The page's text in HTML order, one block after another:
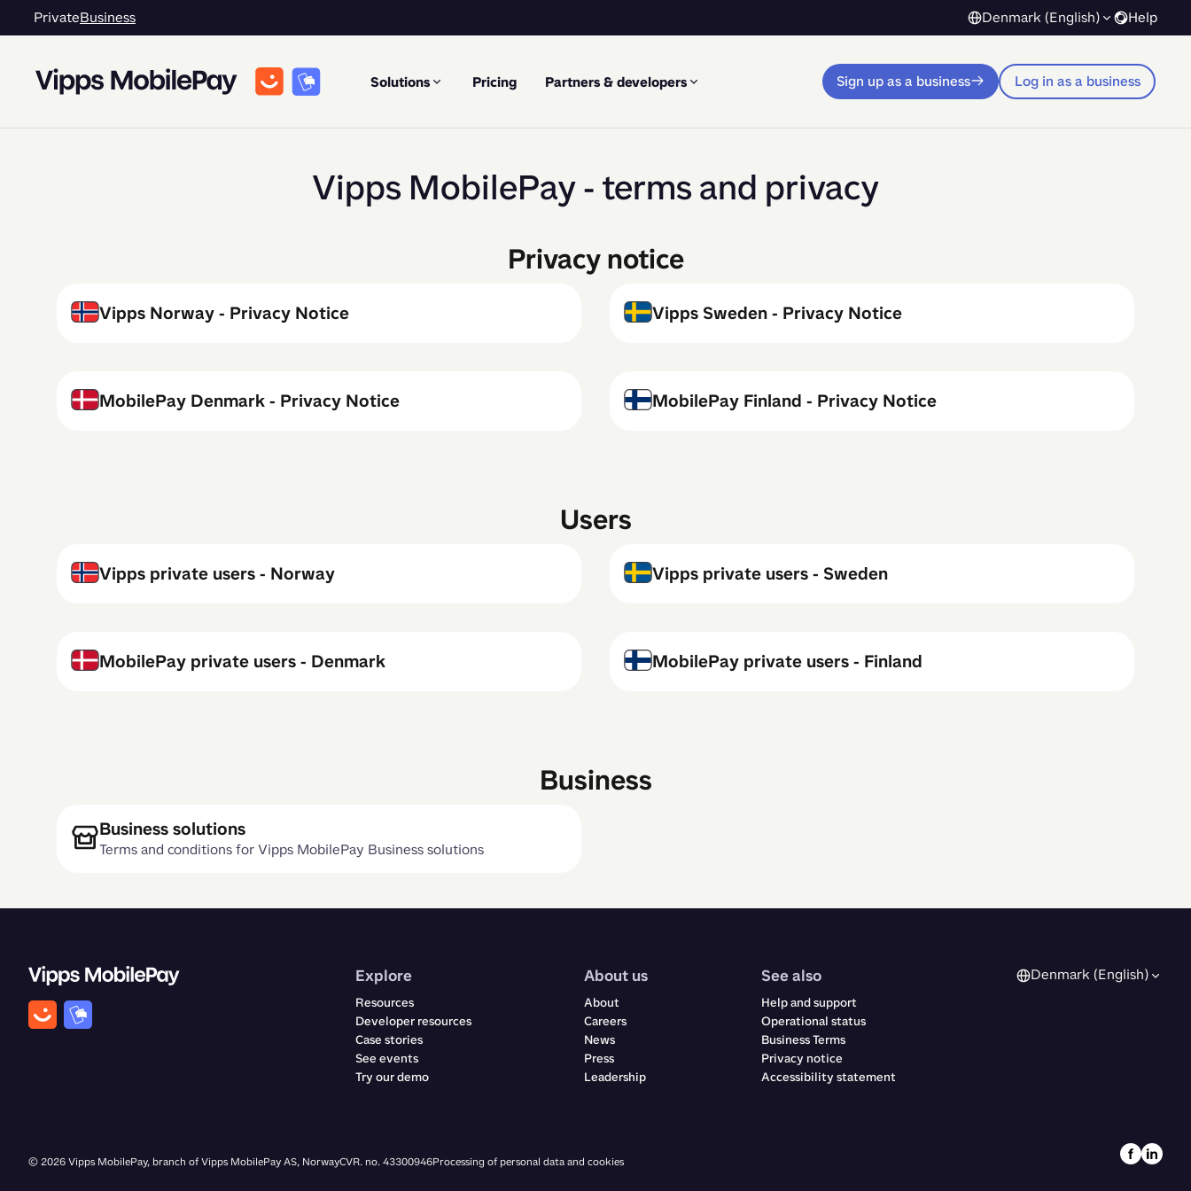
PrivateBusiness Denmark (English) Help
Solutions Pricing Partners & developers Sign up as a business Log in as a business
Vipps MobilePay - terms and privacy
Privacy notice
Vipps Norway - Privacy Notice Vipps Sweden - Privacy Notice
MobilePay Denmark - Privacy Notice MobilePay Finland - Privacy Notice
Users
Vipps private users - Norway Vipps private users - Sweden
MobilePay private users - Denmark MobilePay private users - Finland
Business​​‌ ‍ ​‍​‍‌‍ ‌ ​‍‌‍‍‌‌‍‌ ‌‍‍‌‌‍ ‍​‍​‍​ ‍‍​‍​‍‌ ​ ‌‍​‌‌‍ ‍‌‍‍‌‌ ‌​‌ ‍‌​‍ ‍‌‍‍‌‌‍ ​‍​‍​‍ ​​‍​‍‌‍‍​‌ ​‍‌‍‌‌‌‍‌‍​‍​‍​ ‍‍​‍​‍‌‍‍​‌ ‌​‌ ‌​‌ ​​‌ ​ ​ ‍‍​‍ ​‍ ‌ ‌‍‌‍‍‌‌ ​​‌ ​​‌ ​ ‌‍ ‌‌‍ ‌‍​‍‌‍‍‌‌‍ ​‌‍‌‌‌ ​​‌‍​‌‌ ‍‌​‍ ‍‌ ​ ‌‍​‌‌‍ ‍‌‍‍‌‌ ‌​‌ ‍‌​‍ ‍‌ ​ ‌ ‌​‌ ‌‌‌‍‌​‌‍‍‌‌‍ ​‍ ‌‍‍‌‌‍ ‍‌ ‌​‌‍‌‌‌‍ ‍‌ ‌​​‍ ‌‍‌‌‌‍‌​‌‍‍‌‌ ‌​​‍ ‌‍ ‌‌‍ ‌‍‌​‌‍‌‌​ ‌‌ ​​‌ ​‍‌‍‌‌‌ ​ ‌‍‌‌‌‍ ‍‌ ‌​‌‍​‌‌ ‌​‌‍‍‌‌‍ ‌‍ ‍​ ‍ ‌‍‍‌‌‍‌​​ ‌​ ​​​ ‌‍​ ‍​​ ​ ​ ‌​​ ​ ‌‍​‌​ ‍‌​‍ ‌‌‍‌‌‌‍​ ​ ​‌‌‍​‍​‍ ‌​ ‌​​ ‌‌​ ‍‌​ ‌​​‍ ‌‌‍​‌​ ​ ​ ‌​​ ‍‌​‍ ‌​ ​​‌‍‌‍‌‍​‍​ ‌‍‌‍‌​‌‍​‍​ ​​​ ‌‌​ ​‍​ ‌‍​ ​​​ ​ ​‍ ‌‌‍‌‌‌‍ ‍​‍ ‌‌​‌​‌​‍ ​ ‍ ‌ ‌​‌ ‍‌‌ ​​‌‍‌‌​ ‌‌‍​‍‌ ‌‌‌ ​ ‌‍‍‌‌‍ ‍‌‍‌‌‌ ​ ‌ ​ ‌‌​​‌‍​‌‌‍‌ ‌‍‌‌​ ‍ ‌ ​​‌‍​‌‌ ‌​‌‍‍​​ ‌‌‍​‍‌‍ ​‌‍ ‌‍​ ‌‍‍ ‌ ​ ​‍‌‌​ ‌‌‌​​‍‌‌ ‌‍‍ ‌‍‌‌‌ ‍‌​‍‌‌​ ​ ‌​‌​​‍‌‌​ ​ ‌​‌​​‍‌‌​ ​‍​ ​‍‌‍‌​‌‍‌‍​ ‍​‌‍‌​​ ‌‌‌‍​‍​ ‌​​ ‍‌​ ‌‌​ ​ ‌‍​ ​ ‌‍​‍‌‌​ ​‍​ ​‍​‍‌‌​ ‌‌‌​‌​​‍ ‍‌‍ ‍‌‍​‌‌ ‌‍‌‍‍‌‌‍‌ ‌‍​‌‌ ‌​‌‍‍‌‌‍ ‌‍ ‍‌​​ ‌‍​‌‌ ​‍‌‍‌​‌ ​ ​‍‌‌​ ‌‌‌​​‍‌‌ ‌‍‍ ‌‍‌‌‌ ‍‌​‍‌‌​ ​ ‌​‌​​‍‌‌​ ​ ‌​‌​​‍‌‌​ ​‍​ ​‍‌‍‌‍​ ​‍‌‍‌‌​ ‌​​ ‍​​ ​‍​ ​ ​ ‌‍​ ‍‌​ ‍​‌‍‌‍​ ‌‌​‍‌‌​ ​‍​ ​‍​‍‌‌​ ‌‌‌​‌​​‍ ‍‌ ‌​‌‍‍‌‌ ‌​‌‍ ​‌‍‌‌​ ‌‍​‍‌‍​‌‌ ​ ‌‍‌‌‌‌‌‌‌ ​‍‌‍ ​​ ‌‌‍‍​‌ ‌​‌ ‌​‌ ​​‌ ​ ​‍‌‌​ ​ ‌​​‌​‍‌‌​ ​‍‌​‌‍​‍‌‌​ ​‍‌​‌‍‌ ‌‍‌‍‍‌‌ ​​‌ ​​‌ ​ ‌‍ ‌‌‍ ‌‍​‍‌‍‍‌‌‍ ​‌‍‌‌‌ ​​‌‍​‌‌ ‍‌​‍ ‍‌ ​ ‌‍​‌‌‍ ‍‌‍‍‌‌ ‌​‌ ‍‌​‍ ‍‌ ​ ‌ ‌​‌ ‌‌‌‍‌​‌‍‍‌‌‍ ​‍‌‍‌‍‍‌‌‍‌​​ ‌​ ​​​ ‌‍​ ‍​​ ​ ​ ‌​​ ​ ‌‍​‌​ ‍‌​‍ ‌‌‍‌‌‌‍​ ​ ​‌‌‍​‍​‍ ‌​ ‌​​ ‌‌​ ‍‌​ ‌​​‍ ‌‌‍​‌​ ​ ​ ‌​​ ‍‌​‍ ‌​ ​​‌‍‌‍‌‍​‍​ ‌‍‌‍‌​‌‍​‍​ ​​​ ‌‌​ ​‍​ ‌‍​ ​​​ ​ ​‍ ‌‌‍‌‌‌‍ ‍​‍ ‌‌​‌​‌​‍ ​‍‌‍‌ ‌​‌ ‍‌‌ ​​‌‍‌‌​ ‌‌‍​‍‌ ‌‌‌ ​ ‌‍‍‌‌‍ ‍‌‍‌‌‌ ​ ‌ ​ ‌‌​​‌‍​‌‌‍‌ ‌‍‌‌​‍‌‍‌ ​​‌‍​‌‌ ‌​‌‍‍​​ ‌‌‍​‍‌‍ ​‌‍ ‌‍​ ‌‍‍ ‌ ​ ​‍‌‌​ ‌‌‌​​‍‌‌ ‌‍‍ ‌‍‌‌‌ ‍‌​‍‌‌​ ​ ‌​‌​​‍‌‌​ ​ ‌​‌​​‍‌‌​ ​‍​ ​‍‌‍‌​‌‍‌‍​ ‍​‌‍‌​​ ‌‌‌‍​‍​ ‌​​ ‍‌​ ‌‌​ ​ ‌‍​ ​ ‌‍​‍‌‌​ ​‍​ ​‍​‍‌‌​ ‌‌‌​‌​​‍ ‍‌‍ ‍‌‍​‌‌ ‌‍‌‍‍‌‌‍‌ ‌‍​‌‌ ‌​‌‍‍‌‌‍ ‌‍ ‍‌​​ ‌‍​‌‌ ​‍‌‍‌​‌ ​ ​‍‌‌​ ‌‌‌​​‍‌‌ ‌‍‍ ‌‍‌‌‌ ‍‌​‍‌‌​ ​ ‌​‌​​‍‌‌​ ​ ‌​‌​​‍‌‌​ ​‍​ ​‍‌‍‌‍​ ​‍‌‍‌‌​ ‌​​ ‍​​ ​‍​ ​ ​ ‌‍​ ‍‌​ ‍​‌‍‌‍​ ‌‌​‍‌‌​ ​‍​ ​‍​‍‌‌​ ‌‌‌​‌​​‍ ‍‌ ‌​‌‍‍‌‌ ‌​‌‍ ​‌‍‌‌​‍‌‍‌ ​​‌‍‌‌‌ ​‍‌ ​ ‌ ​​‌‍‌‌‌‍​ ‌ ‌​‌‍‍‌‌ ‌‍‌‍‌‌​ ‌‌ ​​‌ ‌‌‌‍​‍‌‍ ​‌‍‍‌‌ ​ ‌‍‍​‌‍‌‌‌‍‌​​‍​‍‌ ‌
Business solutions
​​​​‌ ‍ ​‍​‍‌‍ ‌ ​‍‌‍‍‌‌‍‌ ‌‍‍‌‌‍ ‍​‍​‍​ ‍‍​‍​‍‌ ​ ‌‍​‌‌‍ ‍‌‍‍‌‌ ‌​‌ ‍‌​‍ ‍‌‍‍‌‌‍ ​‍​‍​‍ ​​‍​‍‌‍‍​‌ ​‍‌‍‌‌‌‍‌‍​‍​‍​ ‍‍​‍​‍‌‍‍​‌ ‌​‌ ‌​‌ ​​‌ ​ ​ ‍‍​‍ ​‍ ‌ ‌‍‌‍‍‌‌ ​​‌ ​​‌ ​ ‌‍ ‌‌‍ ‌‍​‍‌‍‍‌‌‍ ​‌‍‌‌‌ ​​‌‍​‌‌ ‍‌​‍ ‍‌ ​ ‌‍​‌‌‍ ‍‌‍‍‌‌ ‌​‌ ‍‌​‍ ‍‌ ​ ‌ ‌​‌ ‌‌‌‍‌​‌‍‍‌‌‍ ​‍ ‌‍‍‌‌‍ ‍‌ ‌​‌‍‌‌‌‍ ‍‌ ‌​​‍ ‌‍‌‌‌‍‌​‌‍‍‌‌ ‌​​‍ ‌‍ ‌‌‍ ‌‍‌​‌‍‌‌​ ‌‌ ​​‌ ​‍‌‍‌‌‌ ​ ‌‍‌‌‌‍ ‍‌ ‌​‌‍​‌‌ ‌​‌‍‍‌‌‍ ‌‍ ‍​ ‍ ‌‍‍‌‌‍‌​​ ‌​ ​​​ ‌‍​ ‍​​ ​ ​ ‌​​ ​ ‌‍​‌​ ‍‌​‍ ‌‌‍‌‌‌‍​ ​ ​‌‌‍​‍​‍ ‌​ ‌​​ ‌‌​ ‍‌​ ‌​​‍ ‌‌‍​‌​ ​ ​ ‌​​ ‍‌​‍ ‌​ ​​‌‍‌‍‌‍​‍​ ‌‍‌‍‌​‌‍​‍​ ​​​ ‌‌​ ​‍​ ‌‍​ ​​​ ​ ​‍ ‌‌‍‌‌‌‍ ‍​‍ ‌‌​‌​‌​‍ ​ ‍ ‌ ‌​‌ ‍‌‌ ​​‌‍‌‌​ ‌‌‍​‍‌ ‌‌‌ ​ ‌‍‍‌‌‍ ‍‌‍‌‌‌ ​ ‌ ​ ‌‌​​‌‍​‌‌‍‌ ‌‍‌‌​ ‍ ‌ ​​‌‍​‌‌ ‌​‌‍‍​​ ‌‌‍​‍‌‍ ​‌‍ ‌‍​ ‌‍‍ ‌ ​ ​‍‌‌​ ‌‌‌​​‍‌‌ ‌‍‍ ‌‍‌‌‌ ‍‌​‍‌‌​ ​ ‌​‌​​‍‌‌​ ​ ‌​‌​​‍‌‌​ ​‍​ ​‍‌‍‌​‌‍‌‍​ ‍​‌‍‌​​ ‌‌‌‍​‍​ ‌​​ ‍‌​ ‌‌​ ​ ‌‍​ ​ ‌‍​‍‌‌​ ​‍​ ​‍​‍‌‌​ ‌‌‌​‌​​‍ ‍‌‍ ‍‌‍​‌‌ ‌‍‌‍‍‌‌‍‌ ‌‍​‌‌ ‌​‌‍‍‌‌‍ ‌‍ ‍‌​​ ‌‍​‌‌ ​‍‌‍‌​‌ ​ ​‍‌‌​ ‌‌‌​​‍‌‌ ‌‍‍ ‌‍‌‌‌ ‍‌​‍‌‌​ ​ ‌​‌​​‍‌‌​ ​ ‌​‌​​‍‌‌​ ​‍​ ​‍‌‍‌‍​ ​‍‌‍‌‌​ ‌​​ ‍​​ ​‍​ ​ ​ ‌‍​ ‍‌​ ‍​‌‍‌‍​ ‌‌​‍‌‌​ ​‍​ ​‍​‍‌‌​ ‌‌‌​‌​​‍ ‍‌ ‌​‌‍‍‌‌ ‌​‌‍ ​‌‍‌‌​ ‌‍​‍‌‍​‌‌ ​ ‌‍‌‌‌‌‌‌‌ ​‍‌‍ ​​ ‌‌‍‍​‌ ‌​‌ ‌​‌ ​​‌ ​ ​‍‌‌​ ​ ‌​​‌​‍‌‌​ ​‍‌​‌‍​‍‌‌​ ​‍‌​‌‍‌ ‌‍‌‍‍‌‌ ​​‌ ​​‌ ​ ‌‍ ‌‌‍ ‌‍​‍‌‍‍‌‌‍ ​‌‍‌‌‌ ​​‌‍​‌‌ ‍‌​‍ ‍‌ ​ ‌‍​‌‌‍ ‍‌‍‍‌‌ ‌​‌ ‍‌​‍ ‍‌ ​ ‌ ‌​‌ ‌‌‌‍‌​‌‍‍‌‌‍ ​‍‌‍‌‍‍‌‌‍‌​​ ‌​ ​​​ ‌‍​ ‍​​ ​ ​ ‌​​ ​ ‌‍​‌​ ‍‌​‍ ‌‌‍‌‌‌‍​ ​ ​‌‌‍​‍​‍ ‌​ ‌​​ ‌‌​ ‍‌​ ‌​​‍ ‌‌‍​‌​ ​ ​ ‌​​ ‍‌​‍ ‌​ ​​‌‍‌‍‌‍​‍​ ‌‍‌‍‌​‌‍​‍​ ​​​ ‌‌​ ​‍​ ‌‍​ ​​​ ​ ​‍ ‌‌‍‌‌‌‍ ‍​‍ ‌‌​‌​‌​‍ ​‍‌‍‌ ‌​‌ ‍‌‌ ​​‌‍‌‌​ ‌‌‍​‍‌ ‌‌‌ ​ ‌‍‍‌‌‍ ‍‌‍‌‌‌ ​ ‌ ​ ‌‌​​‌‍​‌‌‍‌ ‌‍‌‌​‍‌‍‌ ​​‌‍​‌‌ ‌​‌‍‍​​ ‌‌‍​‍‌‍ ​‌‍ ‌‍​ ‌‍‍ ‌ ​ ​‍‌‌​ ‌‌‌​​‍‌‌ ‌‍‍ ‌‍‌‌‌ ‍‌​‍‌‌​ ​ ‌​‌​​‍‌‌​ ​ ‌​‌​​‍‌‌​ ​‍​ ​‍‌‍‌​‌‍‌‍​ ‍​‌‍‌​​ ‌‌‌‍​‍​ ‌​​ ‍‌​ ‌‌​ ​ ‌‍​ ​ ‌‍​‍‌‌​ ​‍​ ​‍​‍‌‌​ ‌‌‌​‌​​‍ ‍‌‍ ‍‌‍​‌‌ ‌‍‌‍‍‌‌‍‌ ‌‍​‌‌ ‌​‌‍‍‌‌‍ ‌‍ ‍‌​​ ‌‍​‌‌ ​‍‌‍‌​‌ ​ ​‍‌‌​ ‌‌‌​​‍‌‌ ‌‍‍ ‌‍‌‌‌ ‍‌​‍‌‌​ ​ ‌​‌​​‍‌‌​ ​ ‌​‌​​‍‌‌​ ​‍​ ​‍‌‍‌‍​ ​‍‌‍‌‌​ ‌​​ ‍​​ ​‍​ ​ ​ ‌‍​ ‍‌​ ‍​‌‍‌‍​ ‌‌​‍‌‌​ ​‍​ ​‍​‍‌‌​ ‌‌‌​‌​​‍ ‍‌ ‌​‌‍‍‌‌ ‌​‌‍ ​‌‍‌‌​‍‌‍‌ ​​‌‍‌‌‌ ​‍‌ ​ ‌ ​​‌‍‌‌‌‍​ ‌ ‌​‌‍‍‌‌ ‌‍‌‍‌‌​ ‌‌ ​​‌ ‌‌‌‍​‍‌‍ ​‌‍‍‌‌ ​ ‌‍‍​‌‍‌‌‌‍‌​​‍​‍‌ ‌Terms and conditions for Vipps MobilePay Business solutions​​​​‌ ‍ ​‍​‍‌‍ ‌ ​‍‌‍‍‌‌‍‌ ‌‍‍‌‌‍ ‍​‍​‍​ ‍‍​‍​‍‌ ​ ‌‍​‌‌‍ ‍‌‍‍‌‌ ‌​‌ ‍‌​‍ ‍‌‍‍‌‌‍ ​‍​‍​‍ ​​‍​‍‌‍‍​‌ ​‍‌‍‌‌‌‍‌‍​‍​‍​ ‍‍​‍​‍‌‍‍​‌ ‌​‌ ‌​‌ ​​‌ ​ ​ ‍‍​‍ ​‍ ‌ ‌‍‌‍‍‌‌ ​​‌ ​​‌ ​ ‌‍ ‌‌‍ ‌‍​‍‌‍‍‌‌‍ ​‌‍‌‌‌ ​​‌‍​‌‌ ‍‌​‍ ‍‌ ​ ‌‍​‌‌‍ ‍‌‍‍‌‌ ‌​‌ ‍‌​‍ ‍‌ ​ ‌ ‌​‌ ‌‌‌‍‌​‌‍‍‌‌‍ ​‍ ‌‍‍‌‌‍ ‍‌ ‌​‌‍‌‌‌‍ ‍‌ ‌​​‍ ‌‍‌‌‌‍‌​‌‍‍‌‌ ‌​​‍ ‌‍ ‌‌‍ ‌‍‌​‌‍‌‌​ ‌‌ ​​‌ ​‍‌‍‌‌‌ ​ ‌‍‌‌‌‍ ‍‌ ‌​‌‍​‌‌ ‌​‌‍‍‌‌‍ ‌‍ ‍​ ‍ ‌‍‍‌‌‍‌​​ ‌​ ​​​ ‌‍​ ‍​​ ​ ​ ‌​​ ​ ‌‍​‌​ ‍‌​‍ ‌‌‍‌‌‌‍​ ​ ​‌‌‍​‍​‍ ‌​ ‌​​ ‌‌​ ‍‌​ ‌​​‍ ‌‌‍​‌​ ​ ​ ‌​​ ‍‌​‍ ‌​ ​​‌‍‌‍‌‍​‍​ ‌‍‌‍‌​‌‍​‍​ ​​​ ‌‌​ ​‍​ ‌‍​ ​​​ ​ ​‍ ‌‌‍‌‌‌‍ ‍​‍ ‌‌​‌​‌​‍ ​ ‍ ‌ ‌​‌ ‍‌‌ ​​‌‍‌‌​ ‌‌‍​‍‌ ‌‌‌ ​ ‌‍‍‌‌‍ ‍‌‍‌‌‌ ​ ‌ ​ ‌‌​​‌‍​‌‌‍‌ ‌‍‌‌​ ‍ ‌ ​​‌‍​‌‌ ‌​‌‍‍​​ ‌‌‍​‍‌‍ ​‌‍ ‌‍​ ‌‍‍ ‌ ​ ​‍‌‌​ ‌‌‌​​‍‌‌ ‌‍‍ ‌‍‌‌‌ ‍‌​‍‌‌​ ​ ‌​‌​​‍‌‌​ ​ ‌​‌​​‍‌‌​ ​‍​ ​‍‌‍‌​‌‍‌‍​ ‍​‌‍‌​​ ‌‌‌‍​‍​ ‌​​ ‍‌​ ‌‌​ ​ ‌‍​ ​ ‌‍​‍‌‌​ ​‍​ ​‍​‍‌‌​ ‌‌‌​‌​​‍ ‍‌‍ ‍‌‍​‌‌ ‌‍‌‍‍‌‌‍‌ ‌‍​‌‌ ‌​‌‍‍‌‌‍ ‌‍ ‍‌​​ ‌‍​‌‌ ​‍‌‍‌​‌ ​ ​‍‌‌​ ‌‌‌​​‍‌‌ ‌‍‍ ‌‍‌‌‌ ‍‌​‍‌‌​ ​ ‌​‌​​‍‌‌​ ​ ‌​‌​​‍‌‌​ ​‍​ ​‍‌‍‌‍​ ​‍‌‍‌‌​ ‌​​ ‍​​ ​‍​ ​ ​ ‌‍​ ‍‌​ ‍​‌‍‌‍​ ‌‌​‍‌‌​ ​‍​ ​‍​‍‌‌​ ‌‌‌​‌​​‍ ‍‌ ‌​‌‍‌‌‌ ‍​‌ ‌​​ ‌‍​‍‌‍​‌‌ ​ ‌‍‌‌‌‌‌‌‌ ​‍‌‍ ​​ ‌‌‍‍​‌ ‌​‌ ‌​‌ ​​‌ ​ ​‍‌‌​ ​ ‌​​‌​‍‌‌​ ​‍‌​‌‍​‍‌‌​ ​‍‌​‌‍‌ ‌‍‌‍‍‌‌ ​​‌ ​​‌ ​ ‌‍ ‌‌‍ ‌‍​‍‌‍‍‌‌‍ ​‌‍‌‌‌ ​​‌‍​‌‌ ‍‌​‍ ‍‌ ​ ‌‍​‌‌‍ ‍‌‍‍‌‌ ‌​‌ ‍‌​‍ ‍‌ ​ ‌ ‌​‌ ‌‌‌‍‌​‌‍‍‌‌‍ ​‍‌‍‌‍‍‌‌‍‌​​ ‌​ ​​​ ‌‍​ ‍​​ ​ ​ ‌​​ ​ ‌‍​‌​ ‍‌​‍ ‌‌‍‌‌‌‍​ ​ ​‌‌‍​‍​‍ ‌​ ‌​​ ‌‌​ ‍‌​ ‌​​‍ ‌‌‍​‌​ ​ ​ ‌​​ ‍‌​‍ ‌​ ​​‌‍‌‍‌‍​‍​ ‌‍‌‍‌​‌‍​‍​ ​​​ ‌‌​ ​‍​ ‌‍​ ​​​ ​ ​‍ ‌‌‍‌‌‌‍ ‍​‍ ‌‌​‌​‌​‍ ​‍‌‍‌ ‌​‌ ‍‌‌ ​​‌‍‌‌​ ‌‌‍​‍‌ ‌‌‌ ​ ‌‍‍‌‌‍ ‍‌‍‌‌‌ ​ ‌ ​ ‌‌​​‌‍​‌‌‍‌ ‌‍‌‌​‍‌‍‌ ​​‌‍​‌‌ ‌​‌‍‍​​ ‌‌‍​‍‌‍ ​‌‍ ‌‍​ ‌‍‍ ‌ ​ ​‍‌‌​ ‌‌‌​​‍‌‌ ‌‍‍ ‌‍‌‌‌ ‍‌​‍‌‌​ ​ ‌​‌​​‍‌‌​ ​ ‌​‌​​‍‌‌​ ​‍​ ​‍‌‍‌​‌‍‌‍​ ‍​‌‍‌​​ ‌‌‌‍​‍​ ‌​​ ‍‌​ ‌‌​ ​ ‌‍​ ​ ‌‍​‍‌‌​ ​‍​ ​‍​‍‌‌​ ‌‌‌​‌​​‍ ‍‌‍ ‍‌‍​‌‌ ‌‍‌‍‍‌‌‍‌ ‌‍​‌‌ ‌​‌‍‍‌‌‍ ‌‍ ‍‌​​ ‌‍​‌‌ ​‍‌‍‌​‌ ​ ​‍‌‌​ ‌‌‌​​‍‌‌ ‌‍‍ ‌‍‌‌‌ ‍‌​‍‌‌​ ​ ‌​‌​​‍‌‌​ ​ ‌​‌​​‍‌‌​ ​‍​ ​‍‌‍‌‍​ ​‍‌‍‌‌​ ‌​​ ‍​​ ​‍​ ​ ​ ‌‍​ ‍‌​ ‍​‌‍‌‍​ ‌‌​‍‌‌​ ​‍​ ​‍​‍‌‌​ ‌‌‌​‌​​‍ ‍‌ ‌​‌‍‌‌‌ ‍​‌ ‌​​‍‌‍‌ ​​‌‍‌‌‌ ​‍‌ ​ ‌ ​​‌‍‌‌‌‍​ ‌ ‌​‌‍‍‌‌ ‌‍‌‍‌‌​ ‌‌ ​​‌ ‌‌‌‍​‍‌‍ ​‌‍‍‌‌ ​ ‌‍‍​‌‍‌‌‌‍‌​​‍​‍‌ ‌
Explore
Resources
Developer resources
Case stories
See events
Try our demo
About us
About
Careers
News
Press
Leadership
See also
Help and support
Operational status
Business Terms
Privacy notice
Accessibility statement
Denmark (English)
©2026Vipps MobilePay, branch of Vipps MobilePay AS, NorwayCVR. no. 43300946Processing of personal data and cookies